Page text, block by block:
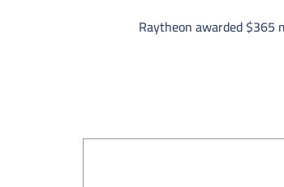
Raytheon awarded $365